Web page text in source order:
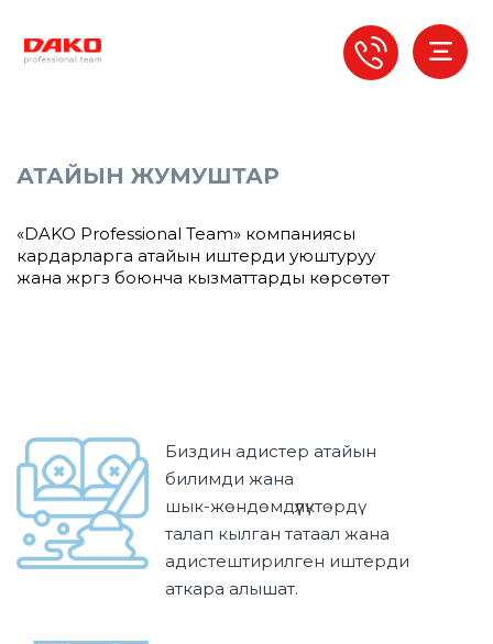
АТАЙЫН ЖУМУШТАР
«DAKO Professional Team» компаниясы
кардарларга атайын иштерди уюштуруу
жана жүргүзүү боюнча кызматтарды көрсөтөт
Биздин адистер атайын
билимди жана
шык-жөндөмдүүлүктөрдү
талап кылган татаал жана
адистештирилген иштерди
аткара алышат.